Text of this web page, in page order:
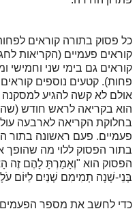
כל פסוק בתורה קוראים
קוראים פעמיים (הקריאות
קוראים גם בימי שני וחמישי
פחות). קטעים נוספים
אולם לא קשה להגיע
הוא בקריאה לראש חודש
בחלוקת הקריאה לארבעה
פעמיים. פעם ראשונה בתור
בתור הפסוק ללוי מה שהופך
הפסוק הוא "וְאָמַרְתָּ לָהֶם זֶה
בְּנֵי-שָׁנָה תְמִימִם שְׁנַיִם לַיּוֹם
כדי לחשב את מספר